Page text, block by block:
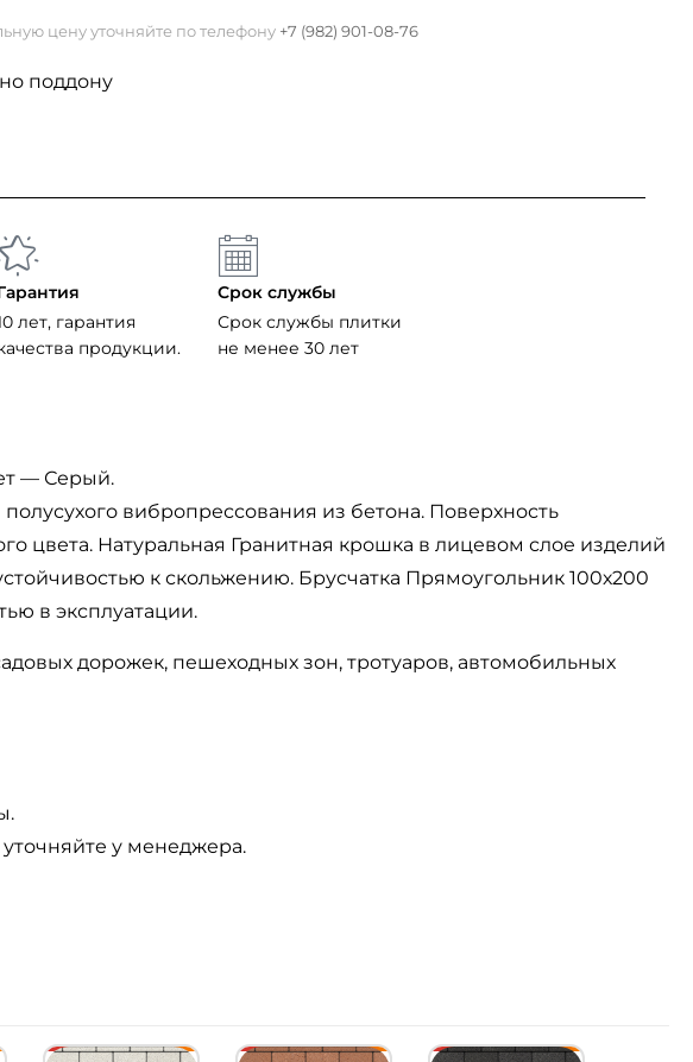
цену уточняйте по телефону +7 (982) 901-08-76
поддону
лет, гарантия
продукции.
Срок службы
Срок службы плитки
не менее 30 лет
— Серый.
вибропрессования из бетона. Поверхность
цвета. Натуральная Гранитная крошка в лицевом слое изделий
к скольжению. Брусчатка Прямоугольник 100х200
в эксплуатации.
дорожек, пешеходных зон, тротуаров, автомобильных
уточняйте у менеджера.